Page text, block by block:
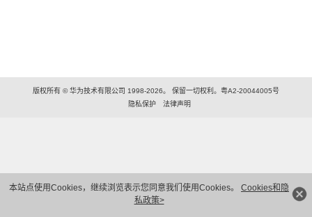
本站点使用Cookies，继续浏览表示您同意我们使用Cookies。 Cookies和隐
私政策>
版权所有 © 华为技术有限公司 1998-2026。 保留一切权利。粤A2-20044005号
隐私保护
法律声明